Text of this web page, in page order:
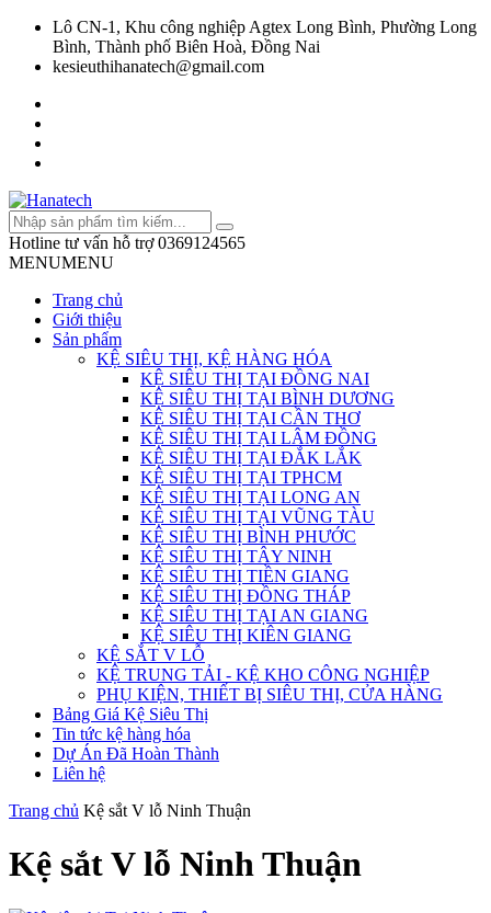
Lô CN-1, Khu công nghiệp Agtex Long Bình, Phường Long
Bình, Thành phố Biên Hoà, Đồng Nai
kesieuthihanatech@gmail.com
Hotline tư vấn hỗ trợ 0369124565
MENUMENU
Trang chủ
Giới thiệu
Sản phẩm
KỆ SIÊU THỊ, KỆ HÀNG HÓA
KỆ SIÊU THỊ TẠI ĐỒNG NAI
KỆ SIÊU THỊ TẠI BÌNH DƯƠNG
KỆ SIÊU THỊ TẠI CẦN THƠ
KỆ SIÊU THỊ TẠI LÂM ĐỒNG
KỆ SIÊU THỊ TẠI ĐẮK LẮK
KỆ SIÊU THỊ TẠI TPHCM
KỆ SIÊU THỊ TẠI LONG AN
KỆ SIÊU THỊ TẠI VŨNG TÀU
KỆ SIÊU THỊ BÌNH PHƯỚC
KỆ SIÊU THỊ TÂY NINH
KỆ SIÊU THỊ TIỀN GIANG
KỆ SIÊU THỊ ĐỒNG THÁP
KỆ SIÊU THỊ TẠI AN GIANG
KỆ SIÊU THỊ KIÊN GIANG
KỆ SẮT V LỖ
KỆ TRUNG TẢI - KỆ KHO CÔNG NGHIỆP
PHỤ KIỆN, THIẾT BỊ SIÊU THỊ, CỬA HÀNG
Bảng Giá Kệ Siêu Thị
Tin tức kệ hàng hóa
Dự Án Đã Hoàn Thành
Liên hệ
Trang chủ Kệ sắt V lỗ Ninh Thuận
Kệ sắt V lỗ Ninh Thuận